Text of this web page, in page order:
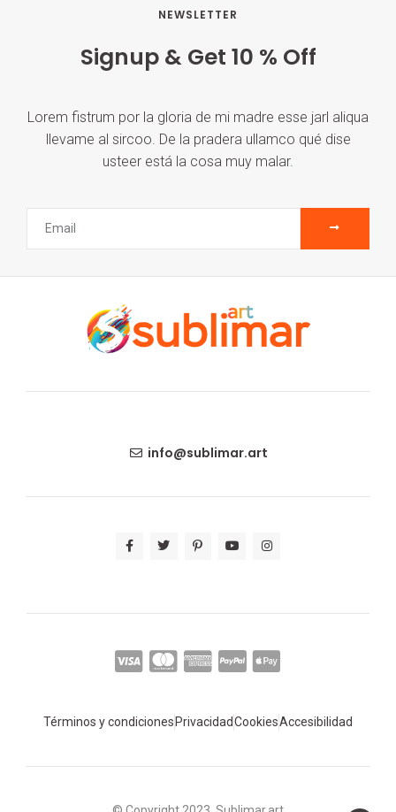
NEWSLETTER
Signup & Get 10 % Off
Lorem fistrum por la gloria de mi madre esse jarl aliqua
llevame al sircoo. De la pradera ullamco qué dise
usteer está la cosa muy malar.
info@sublimar.art
Términos y condiciones PrivacidadCookiesAccesibilidad